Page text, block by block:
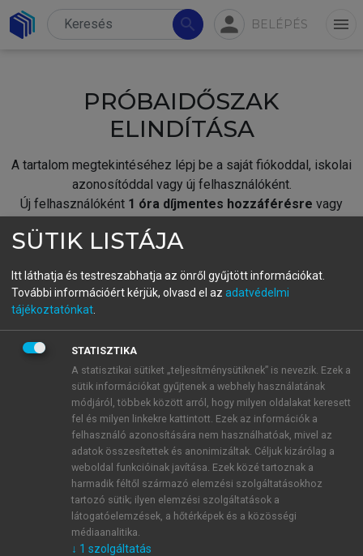
search person BELÉPÉS menu
PRÓBAIDŐSZAK
ELINDÍTÁSA
A tartalom megtekintéséhez lépj be a saját fiókoddal, iskolai
azonosítóddal vagy új felhasználóként.
Új felhasználóként 1 óra díjmentes hozzáférésre vagy
fiókoddal,vagy hozz létre új fiókot.
A regisztráció után apróbaidőszakautomatikusan
BELÉPÉS SAJÁT FIÓKKAL
ÚJ FIÓK LÉTREHOZÁSA
1 óra díjmentes hozzáférés
E-MAIL-CÍM
SÜTIK LISTÁJA
Itt láthatja és testreszabhatja az önről gyűjtött információkat.
További információért kérjük, olvasd el az adatvédelmi
tájékoztatónkat
STATISZTIKA
A statisztikai sütiket „teljesítménysütiknek” is nevezik. Ezek a
sütik információkat gyűjtenek a webhely használatának
módjáról, többek között arról, hogy milyen oldalakat keresett
fel és milyen linkekre kattintott. Ezek az információk a
felhasználó azonosítására nem használhatóak, mivel az
adatok összesítettek és anonimizáltak. Céljuk kizárólag a
weboldal funkcióinak javítása. Ezek közé tartoznak a
harmadik féltől származó elemzési szolgáltatásokhoz
tartozó sütik; ilyen elemzési szolgáltatások a
látogatóelemzések, a hőtérképek és a közösségi
médiaanalitika.
↓ 1 szolgáltatás